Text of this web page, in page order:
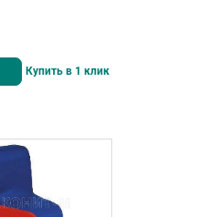
Купить в 1 клик